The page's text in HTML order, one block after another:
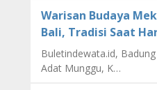
Warisan Budaya
Bali, Tradisi Saat
Buletindewata.id,
Adat Munggu, K…